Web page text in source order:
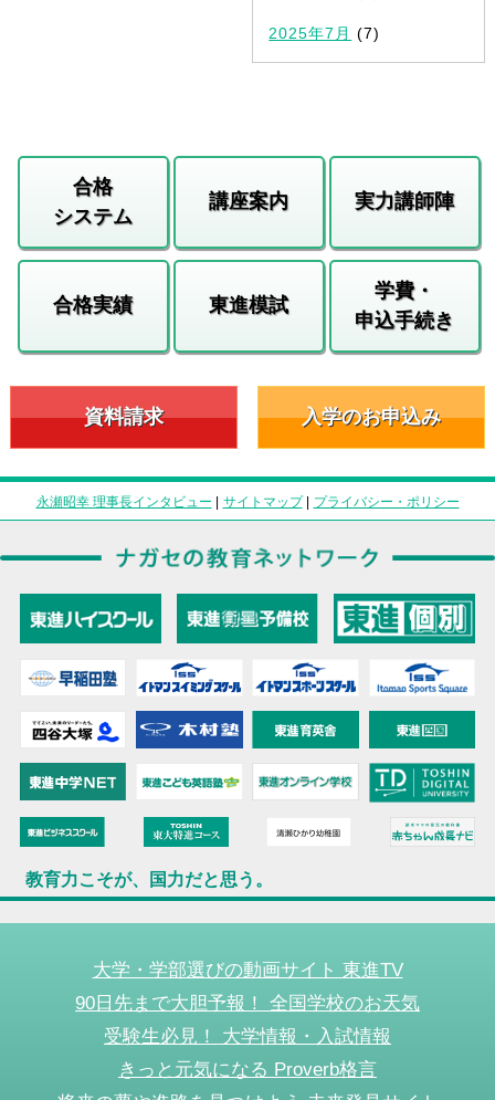
2025年7月 (7)
合格
システム
講座案内 実力講師陣
合格実績 東進模試
学費・
申込手続き
資料請求 入学のお申込み
永瀬昭幸 理事長インタビュー | サイトマップ| プライバシー・ポリシー
教育力こそが、国力だと思う。
大学・学部選びの動画サイト 東進TV
90日先まで大胆予報！ 全国学校のお天気
受験生必見！ 大学情報・入試情報
きっと元気になる Proverb格言